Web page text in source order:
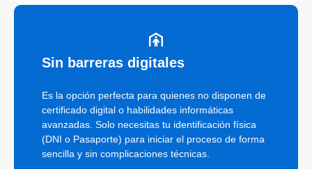
Sin barreras digitales
Es la opción perfecta para quienes no disponen de
certificado digital o habilidades informáticas
avanzadas. Solo necesitas tu identificación física
(DNI o Pasaporte) para iniciar el proceso de forma
sencilla y sin complicaciones técnicas.